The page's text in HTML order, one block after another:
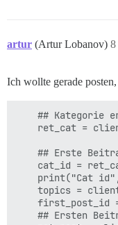
artur (Artur Lobanov) 8
Ich wollte gerade
## Kategorie
ret_cat =
## Erste
cat_id =
print("Cat
topics =
first_post_id
## Ersten